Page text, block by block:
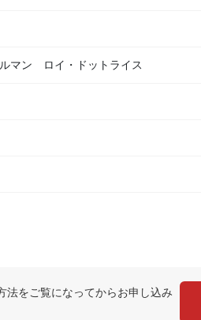
マン ロイ・ドットライス
法をご覧になってからお申し込み